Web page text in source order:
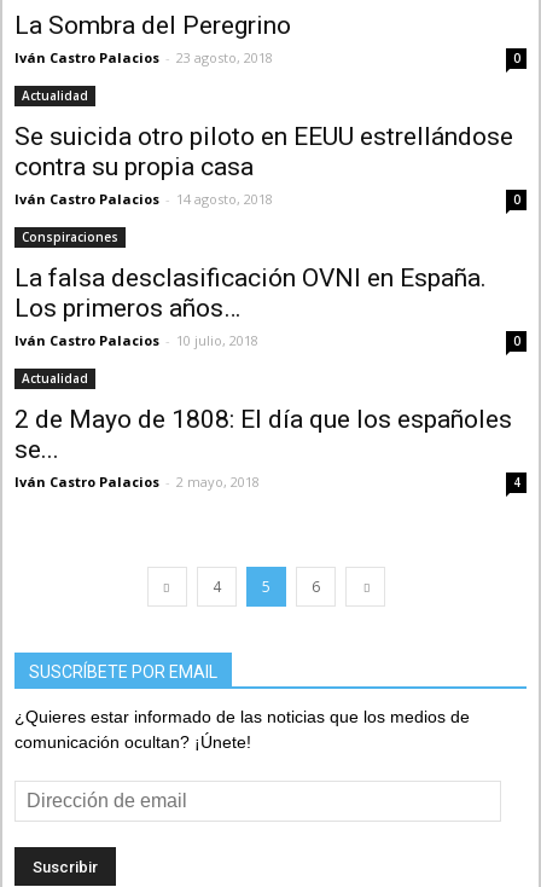
La Sombra del Peregrino
Iván Castro Palacios - 23 agosto, 2018 0
Actualidad
Se suicida otro piloto en EEUU estrellándose
contra su propia casa
Iván Castro Palacios - 14 agosto, 2018 0
Conspiraciones
La falsa desclasificación OVNI en España.
Los primeros años…
Iván Castro Palacios - 10 julio, 2018 0
Actualidad
2 de Mayo de 1808: El día que los españoles
se...
Iván Castro Palacios - 2 mayo, 2018 4
4 5 6
SUSCRÍBETE POR EMAIL
¿Quieres estar informado de las noticias que los medios de
comunicación ocultan? ¡Únete!
Dirección
de
email